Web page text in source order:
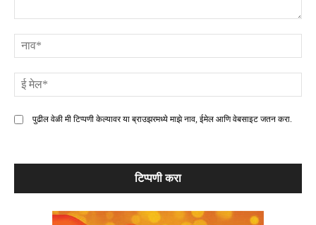
पुढील वेळी मी टिप्पणी केल्यावर या ब्राउझरमध्ये माझे नाव, ईमेल आणि वेबसाइट जतन करा.